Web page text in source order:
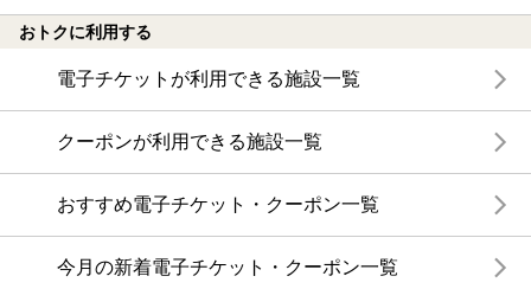
おトクに利用する
電子チケットが利用できる施設一覧
クーポンが利用できる施設一覧
おすすめ電子チケット・クーポン一覧
今月の新着電子チケット・クーポン一覧